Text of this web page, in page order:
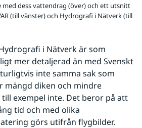
med dess vattendrag (över) och ett utsnitt
(till vänster) och Hydrografi i Nätverk (till
i Nätverk är som
mer detaljerad än med Svenskt
inte samma sak som
mängd diken och mindre
exempel inte. Det beror på att
tid och med olika
görs utifrån flygbilder.